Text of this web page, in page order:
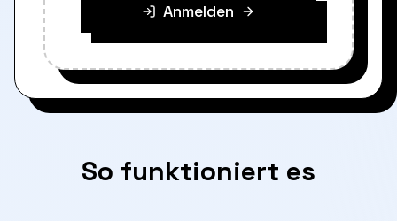
Anmelden
So funktioniert es